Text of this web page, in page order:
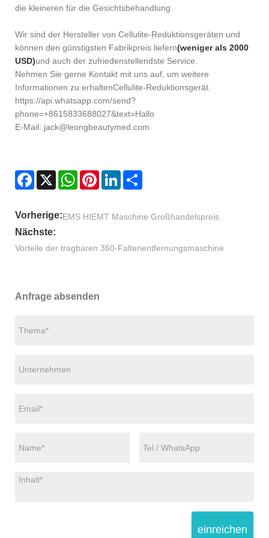
die kleineren für die Gesichtsbehandlung.
Wir sind der Hersteller von Cellulite-Reduktionsgeräten und
können den günstigsten Fabrikpreis liefern(weniger als 2000
USD)und auch der zufriedenstellendste Service.
Nehmen Sie gerne Kontakt mit uns auf, um weitere
Informationen zu erhaltenCellulite-Reduktionsgerät
https://api.whatsapp.com/send?
phone=+8615833688027&text=Hallo
E-Mail: jack@leongbeautymed.com
Facebook
X WhatsAppPinterestLinkedIn
Vorherige:EMS HIEMT Maschine Großhandelspreis
Nächste:
Vorteile der tragbaren 360-Faltenentfernungsmaschine
Anfrage absenden
einreichen